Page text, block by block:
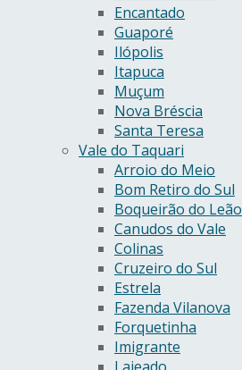
Encantado
Guaporé
Ilópolis
Itapuca
Muçum
Nova Bréscia
Santa Teresa
Vale do Taquari
Arroio do Meio
Bom Retiro do Sul
Boqueirão do Leão
Canudos do Vale
Colinas
Cruzeiro do Sul
Estrela
Fazenda Vilanova
Forquetinha
Imigrante